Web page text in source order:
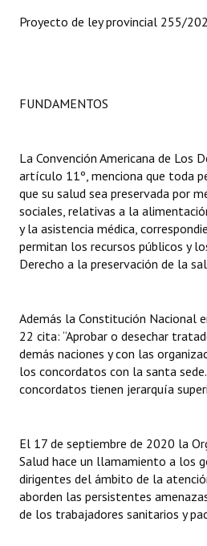
Actas de Audiencias Públicas
Comunicaciones
Declaraciones
Resoluciones
INSTITUCIONAL
Antiguos Pobladores
Noticias Destacadas
Datos Históricos
Premio al Mérito - Registro
Audiencias Públicas - Registro
Proyecto de ley provincial 255/
FUNDAMENTOS
La Convención Americana de Los
artículo 11º, menciona que toda
que su salud sea preservada por
sociales, relativas a la
y la asistencia médica,
permitan los recursos públicos y
Derecho a la preservación de la
Además la Constitución Nacional
22 cita: “Aprobar o desechar
demás naciones y con las
los concordatos con la santa
concordatos tienen jerarquía
El 17 de septiembre de 2020 la
Salud hace un llamamiento a los
dirigentes del ámbito de la
aborden las persistentes
de los trabajadores sanitarios y